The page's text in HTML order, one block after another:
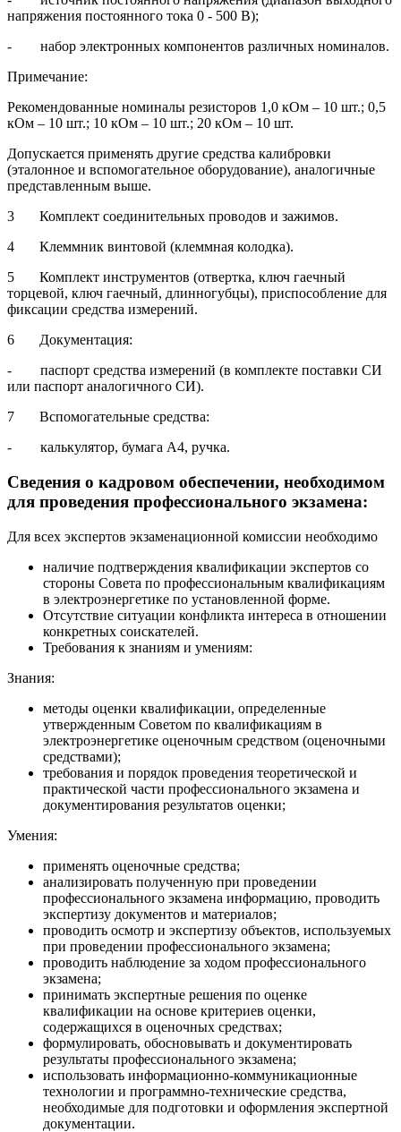
напряжения постоянного тока 0 - 500 В);
- набор электронных компонентов различных номиналов.
Примечание:
Рекомендованные номиналы резисторов 1,0 кОм – 10 шт.; 0,5
кОм – 10 шт.; 10 кОм – 10 шт.; 20 кОм – 10 шт.
Допускается применять другие средства калибровки
(эталонное и вспомогательное оборудование), аналогичные
представленным выше.
3 Комплект соединительных проводов и зажимов.
4 Клеммник винтовой (клеммная колодка).
5 Комплект инструментов (отвертка, ключ гаечный
торцевой, ключ гаечный, длинногубцы), приспособление для
фиксации средства измерений.
6 Документация:
- паспорт средства измерений (в комплекте поставки СИ
или паспорт аналогичного СИ).
7 Вспомогательные средства:
- калькулятор, бумага А4, ручка.
Сведения о кадровом обеспечении, необходимом
для проведения профессионального экзамена:
Для всех экспертов экзаменационной комиссии необходимо
наличие подтверждения квалификации экспертов со
стороны Совета по профессиональным квалификациям
в электроэнергетике по установленной форме.
Отсутствие ситуации конфликта интереса в отношении
конкретных соискателей.
Требования к знаниям и умениям:
Знания:
методы оценки квалификации, определенные
утвержденным Советом по квалификациям в
электроэнергетике оценочным средством (оценочными
средствами);
требования и порядок проведения теоретической и
практической части профессионального экзамена и
документирования результатов оценки;
Умения:
применять оценочные средства;
анализировать полученную при проведении
профессионального экзамена информацию, проводить
экспертизу документов и материалов;
проводить осмотр и экспертизу объектов, используемых
при проведении профессионального экзамена;
проводить наблюдение за ходом профессионального
экзамена;
принимать экспертные решения по оценке
квалификации на основе критериев оценки,
содержащихся в оценочных средствах;
формулировать, обосновывать и документировать
результаты профессионального экзамена;
использовать информационно-коммуникационные
технологии и программно-технические средства,
необходимые для подготовки и оформления экспертной
документации.